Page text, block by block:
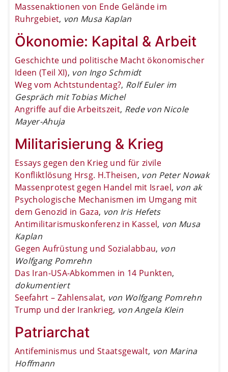
Massenaktionen von Ende Gelände im
Ruhrgebiet, von Musa Kaplan
Ökonomie: Kapital & Arbeit
Geschichte und politische Macht ökonomischer
Ideen (Teil XI), von Ingo Schmidt
Weg vom Achtstundentag?, Rolf Euler im
Gespräch mit Tobias Michel
Angriffe auf die Arbeitszeit, Rede von Nicole
Mayer-Ahuja
Militarisierung & Krieg
Essays gegen den Krieg und für zivile
Konfliktlösung Hrsg. H.Theisen, von Peter Nowak
Massenprotest gegen Handel mit Israel, von ak
Psychologische Mechanismen im Umgang mit
dem Genozid in Gaza, von Iris Hefets
Antimilitarismuskonferenz in Kassel, von Musa
Kaplan
Gegen Aufrüstung und Sozialabbau, von
Wolfgang Pomrehn
Das Iran-USA-Abkommen in 14 Punkten,
dokumentiert
Seefahrt – Zahlensalat, von Wolfgang Pomrehn
Trump und der Irankrieg, von Angela Klein
Patriarchat
Antifeminismus und Staatsgewalt, von Marina
Hoffmann